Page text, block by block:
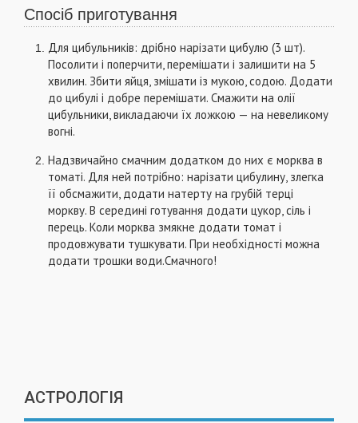
Спосіб приготування
Для цибульників: дрібно нарізати цибулю (3 шт).
Посолити і поперчити, перемішати і залишити на 5
хвилин. Збити яйця, змішати із мукою, содою. Додати
до цибулі і добре перемішати. Смажити на олії
цибульники, викладаючи їх ложкою — на невеликому
вогні.
Надзвичайно смачним додатком до них є морква в
томаті. Для ней потрібно: нарізати цибулину, злегка
її обсмажити, додати натерту на грубій терці
моркву. В середині готування додати цукор, сіль і
перець. Коли морква змякне додати томат і
продовжувати тушкувати. При необхідності можна
додати трошки води.Смачного!
АСТРОЛОГІЯ